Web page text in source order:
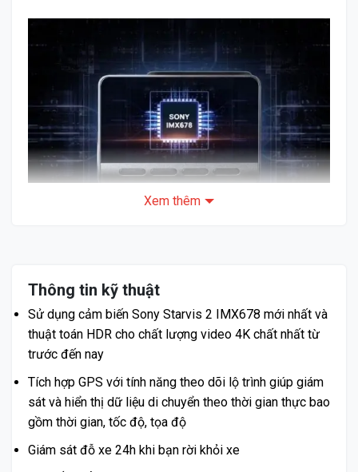
70mai A810
Xem thêm
Thông tin kỹ thuật
Sử dụng cảm biến Sony Starvis 2 IMX678 mới nhất và
thuật toán HDR cho chất lượng video 4K chất nhất từ
trước đến nay
Tích hợp GPS với tính năng theo dõi lộ trình giúp giám
sát và hiển thị dữ liệu di chuyển theo thời gian thực bao
gồm thời gian, tốc độ, tọa độ
Giám sát đỗ xe 24h khi bạn rời khỏi xe